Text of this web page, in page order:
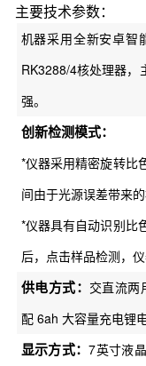
主要技术参数：
机器采用全新安卓智
RK3288/4核处理器，
强。
创新检测模式：
*仪器采用精密旋转比
间由于光源误差带来
*仪器具有自动识别比
后，点击样品检测，
供电方式： 交直流两
配 6ah 大容量充电锂
显示方式：7英寸液